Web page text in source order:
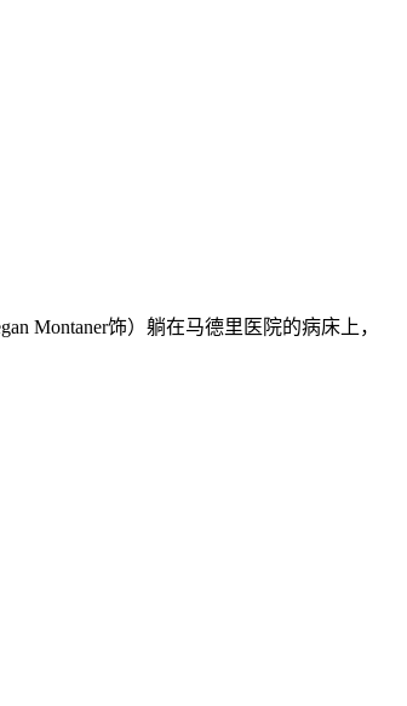
Montaner饰）躺在马德里医院的病床上，